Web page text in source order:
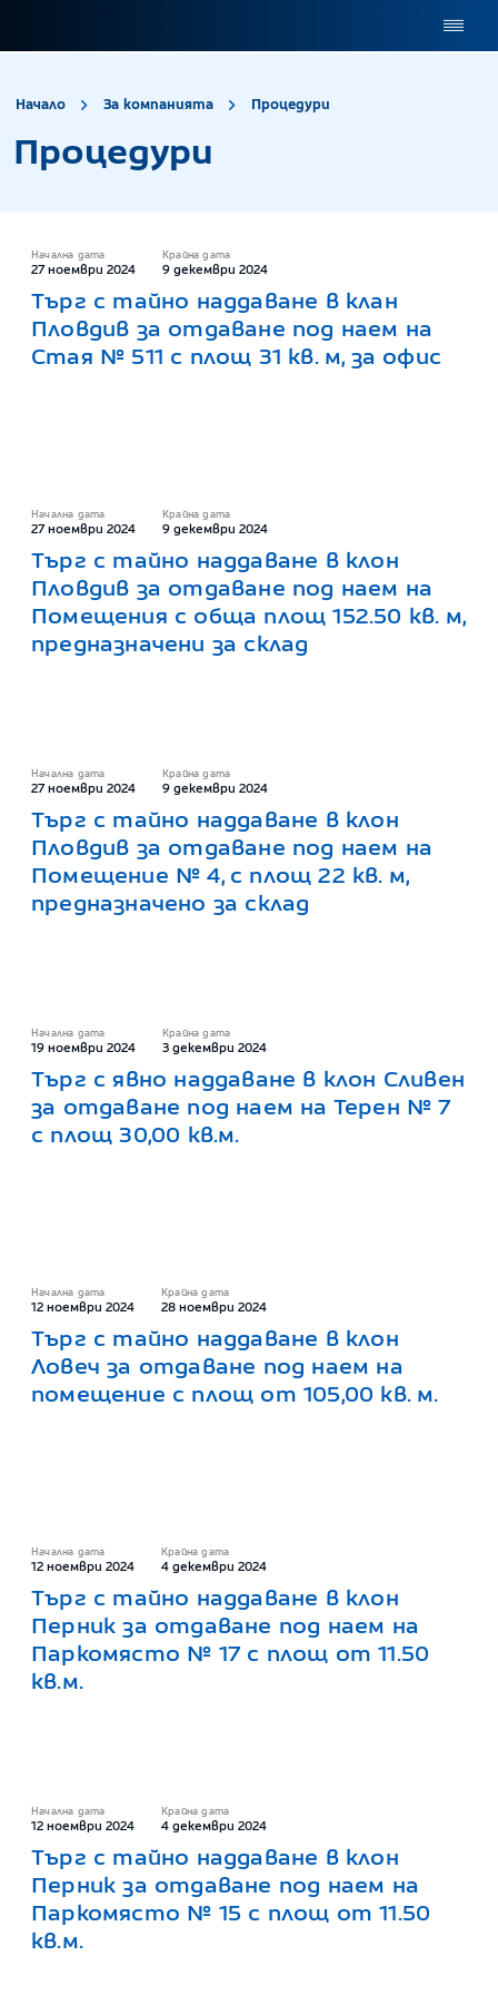
Начало За компанията Процедури
Процедури
Начална дата
27 ноември 2024
Крайна дата
9 декември 2024
Търг с тайно наддаване в клан
Пловдив за отдаване под наем на
Стая № 511 с площ 31 кв. м, за офис
Начална дата
27 ноември 2024
Крайна дата
9 декември 2024
Търг с тайно наддаване в клон
Пловдив за отдаване под наем на
Помещения с обща площ 152.50 кв. м,
предназначени за склад
Начална дата
27 ноември 2024
Крайна дата
9 декември 2024
Търг с тайно наддаване в клон
Пловдив за отдаване под наем на
Помещение № 4, с площ 22 кв. м,
предназначено за склад
Начална дата
19 ноември 2024
Крайна дата
3 декември 2024
Търг с явно наддаване в клон Сливен
за отдаване под наем на Терен № 7
с площ 30,00 кв.м.
Начална дата
12 ноември 2024
Крайна дата
28 ноември 2024
Търг с тайно наддаване в клон
Ловеч за отдаване под наем на
помещение с площ от 105,00 кв. м.
Начална дата
12 ноември 2024
Крайна дата
4 декември 2024
Търг с тайно наддаване в клон
Перник за отдаване под наем на
Паркомясто № 17 с площ от 11.50
кв.м.
Начална дата
12 ноември 2024
Крайна дата
4 декември 2024
Търг с тайно наддаване в клон
Перник за отдаване под наем на
Паркомясто № 15 с площ от 11.50
кв.м.